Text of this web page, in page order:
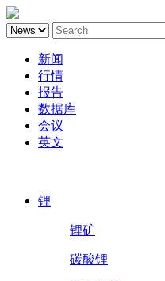
新闻
行情
报告
数据库
会议
英文
锂
锂矿
碳酸锂